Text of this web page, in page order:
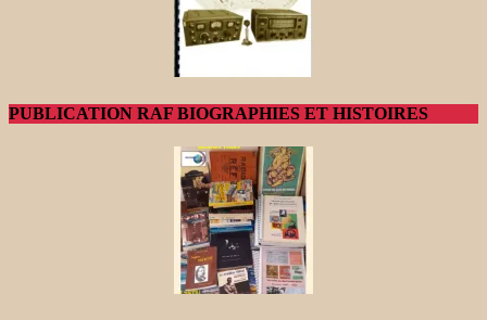
PUBLICATION RAF BIOGRAPHIES ET HISTOIRES